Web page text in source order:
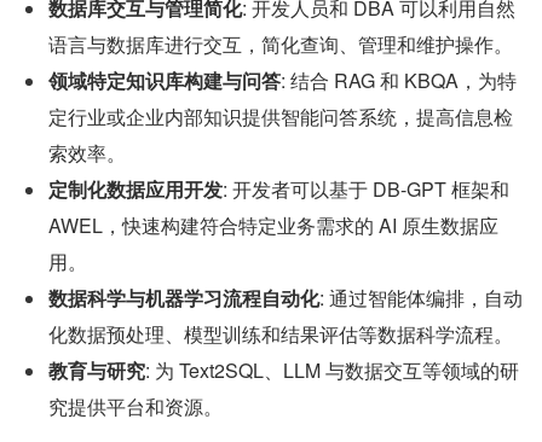
数据库交互与管理简化: 开发人员和 DBA 可以利用自然
语言与数据库进行交互，简化查询、管理和维护操作。
领域特定知识库构建与问答: 结合 RAG 和 KBQA，为特
定行业或企业内部知识提供智能问答系统，提高信息检
索效率。
定制化数据应用开发: 开发者可以基于 DB-GPT 框架和
AWEL，快速构建符合特定业务需求的 AI 原生数据应
用。
数据科学与机器学习流程自动化: 通过智能体编排，自动
化数据预处理、模型训练和结果评估等数据科学流程。
教育与研究: 为 Text2SQL、LLM 与数据交互等领域的研
究提供平台和资源。